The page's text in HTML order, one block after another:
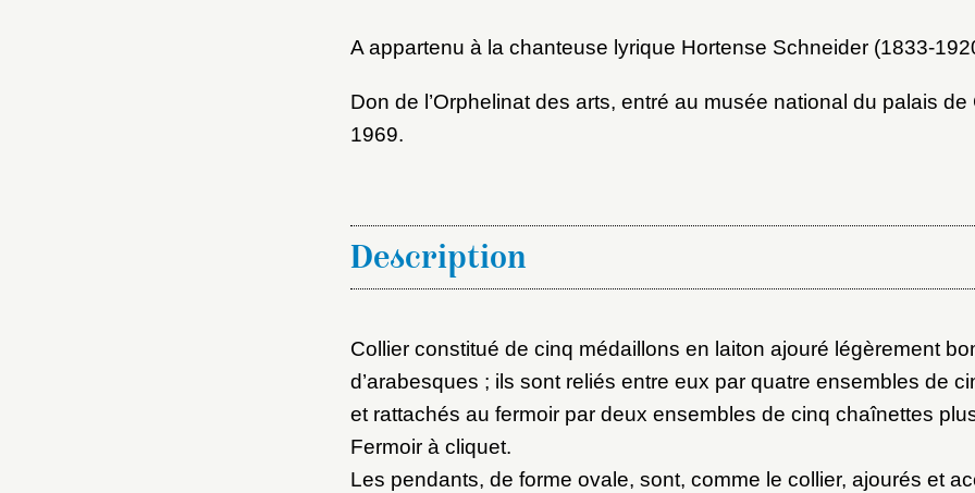
A appartenu à la chanteuse lyrique Hortense Schneider (1833-
Don de l’Orphelinat des arts, entré au musée national du palais
1969.
Description
Collier constitué de cinq médaillons en laiton ajouré légèrement
d’arabesques ; ils sont reliés entre eux par quatre ensembles de
et rattachés au fermoir par deux ensembles de cinq chaînettes
Fermoir à cliquet.
Les pendants, de forme ovale, sont, comme le collier, ajourés et
Envoyer
Vous avez oublié votre mot de passe ?Cliquez ici